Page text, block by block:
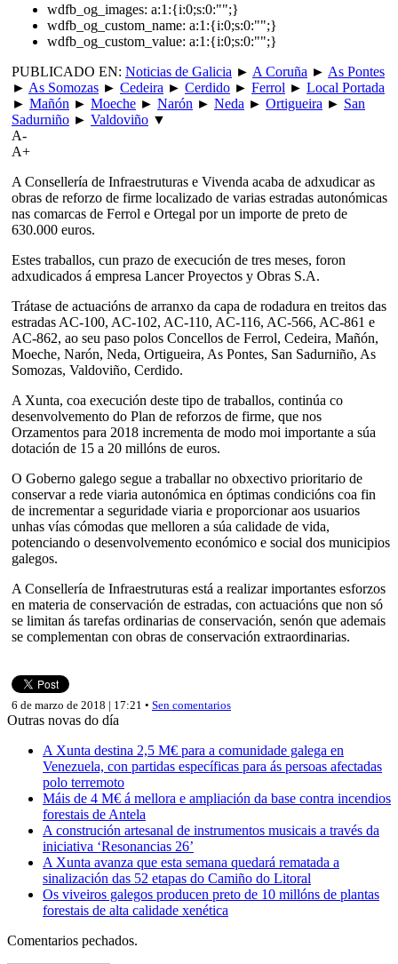
wdfb_og_images: a:1:{i:0;s:0:"";}
wdfb_og_custom_name: a:1:{i:0;s:0:"";}
wdfb_og_custom_value: a:1:{i:0;s:0:"";}
PUBLICADO EN: Noticias de Galicia ► A Coruña ► As Pontes
► As Somozas ► Cedeira ► Cerdido ► Ferrol ► Local Portada
► Mañón ► Moeche ► Narón ► Neda ► Ortigueira ► San
Sadurniño ► Valdoviño ▼
A-
A+
A Consellería de Infraestruturas e Vivenda acaba de adxudicar as
obras de reforzo de firme localizado de varias estradas autonómicas
nas comarcas de Ferrol e Ortegal por un importe de preto de
630.000 euros.
Estes traballos, cun prazo de execución de tres meses, foron
adxudicados á empresa Lancer Proyectos y Obras S.A.
Trátase de actuacións de arranxo da capa de rodadura en treitos das
estradas AC-100, AC-102, AC-110, AC-116, AC-566, AC-861 e
AC-862, ao seu paso polos Concellos de Ferrol, Cedeira, Mañón,
Moeche, Narón, Neda, Ortigueira, As Pontes, San Sadurniño, As
Somozas, Valdoviño, Cerdido.
A Xunta, coa execución deste tipo de traballos, continúa co
desenvolvemento do Plan de reforzos de firme, que nos
Orzamentos para 2018 incrementa de modo moi importante a súa
dotación de 15 a 20 millóns de euros.
O Goberno galego segue a traballar no obxectivo prioritario de
conservar a rede viaria autonómica en óptimas condicións coa fin
de incrementar a seguridade viaria e proporcionar aos usuarios
unhas vías cómodas que melloren a súa calidade de vida,
potenciando o desenvolvemento económico e social dos municipios
galegos.
A Consellería de Infraestruturas está a realizar importantes esforzos
en materia de conservación de estradas, con actuacións que non só
se limitan ás tarefas ordinarias de conservación, senón que ademais
se complementan con obras de conservación extraordinarias.
6 de marzo de 2018 | 17:21 • Sen comentarios
Outras novas do día
A Xunta destina 2,5 M€ para a comunidade galega en
Venezuela, con partidas específicas para ás persoas afectadas
polo terremoto
Máis de 4 M€ á mellora e ampliación da base contra incendios
forestais de Antela
A construción artesanal de instrumentos musicais a través da
iniciativa ‘Resonancias 26’
A Xunta avanza que esta semana quedará rematada a
sinalización das 52 etapas do Camiño do Litoral
Os viveiros galegos producen preto de 10 millóns de plantas
forestais de alta calidade xenética
Comentarios pechados.